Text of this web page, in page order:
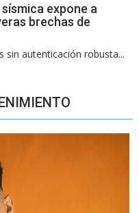
expone a
brechas de
sin autenticación robusta...